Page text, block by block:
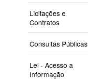
Licitações e
Contratos
Consultas Públicas
Lei - Acesso a
Informação